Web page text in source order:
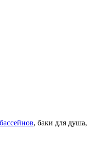
, баки для душа,